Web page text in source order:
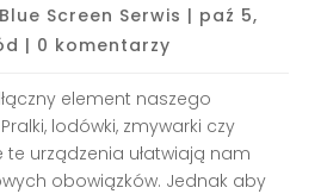
Blue Screen Serwis | paź 5,
| 0 komentarzy
element naszego
lodówki, zmywarki czy
te urządzenia ułatwiają nam
obowiązków. Jednak aby